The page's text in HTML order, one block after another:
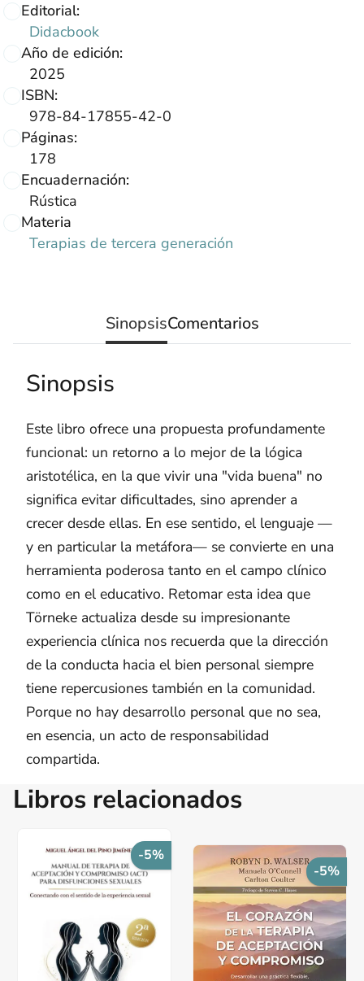
Editorial:
Didacbook
Año de edición:
2025
ISBN:
978-84-17855-42-0
Páginas:
178
Encuadernación:
Rústica
Materia
Terapias de tercera generación
SinopsisComentarios
Sinopsis
Este libro ofrece una propuesta profundamente
funcional: un retorno a lo mejor de la lógica
aristotélica, en la que vivir una "vida buena" no
significa evitar dificultades, sino aprender a
crecer desde ellas. En ese sentido, el lenguaje —
y en particular la metáfora— se convierte en una
herramienta poderosa tanto en el campo clínico
como en el educativo. Retomar esta idea que
Törneke actualiza desde su impresionante
experiencia clínica nos recuerda que la dirección
de la conducta hacia el bien personal siempre
tiene repercusiones también en la comunidad.
Porque no hay desarrollo personal que no sea,
en esencia, un acto de responsabilidad
compartida.
Libros relacionados
-5%
-5%